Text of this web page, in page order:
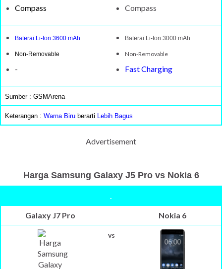
Compass
Compass
Baterai Li-Ion 3600 mAh
Non-Removable
-
Baterai Li-Ion 3000 mAh
Non-Removable
Fast Charging
Sumber : GSMArena
Keterangan : Warna Biru berarti Lebih Bagus
Advertisement
Harga Samsung Galaxy J5 Pro vs Nokia 6
.
Galaxy J7 Pro Nokia 6
vs